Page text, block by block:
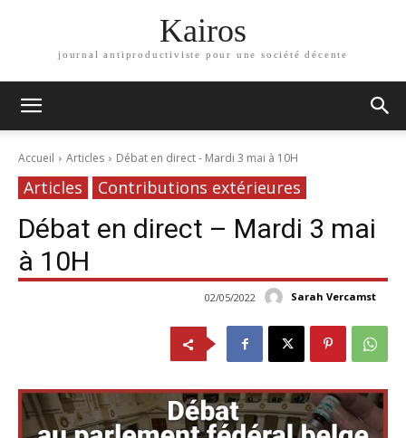
Kairos
journal antiproductiviste pour une société décente
Accueil Articles Débat en direct - Mardi 3 mai à 10H
Articles Contributions extérieures
Débat en direct – Mardi 3 mai
à 10H
Sarah Vercamst
02/05/2022